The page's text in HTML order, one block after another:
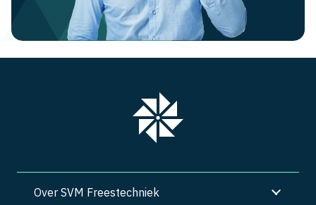
Over SVM Freestechniek